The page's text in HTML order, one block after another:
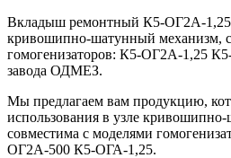
Вкладыш ремонтный К5-ОГ2А-1,25
кривошипно-шатунный механизм,
гомогенизаторов: К5-ОГ2А-1,25
завода ОДМЕЗ.
Мы предлагаем вам продукцию,
использования в узле
совместима с моделями
ОГ2А-500 К5-ОГА-1,25.